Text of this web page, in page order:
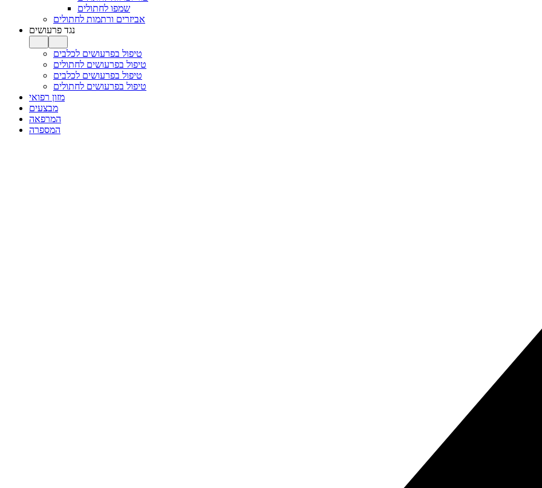
שמפו לחתולים
אביזרים ורתמות לחתולים
נגד פרעושים
טיפול בפרעושים לכלבים
טיפול בפרעושים לחתולים
טיפול בפרעושים לכלבים
טיפול בפרעושים לחתולים
מזון רפואי
מבצעים
המרפאה
המספרה